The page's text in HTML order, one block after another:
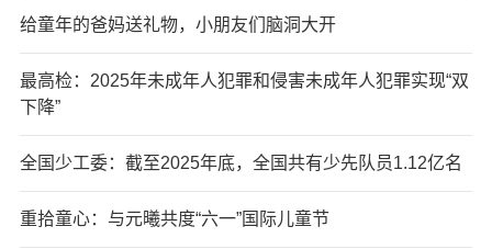
给童年的爸妈送礼物，小朋友们脑洞大开
最高检：2025年未成年人犯罪和侵害未成年人犯罪实现“双
下降”
全国少工委：截至2025年底，全国共有少先队员1.12亿名
重拾童心：与元曦共度“六一”国际儿童节